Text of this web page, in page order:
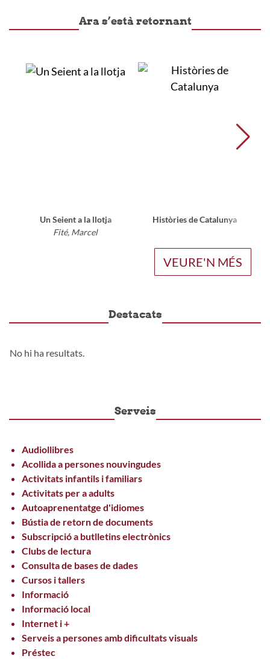
Ara s’està retornant
Un Seient a la llotja
Fité, Marcel
Històries de Catalunya
VEURE'N MÉS
Destacats
No hi ha resultats.
Serveis
Audiollibres
Acollida a persones nouvingudes
Activitats infantils i familiars
Activitats per a adults
Autoaprenentatge d'idiomes
Bústia de retorn de documents
Subscripció a butlletins electrònics
Clubs de lectura
Consulta de bases de dades
Cursos i tallers
Informació
Informació local
Internet i +
Serveis a persones amb dificultats visuals
Préstec